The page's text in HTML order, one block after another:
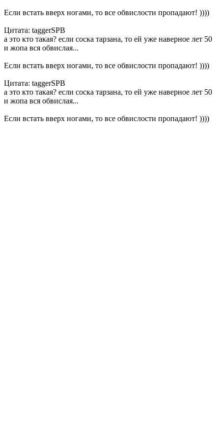
Если встать вверх ногами, то все обвислости пропадают! ))))
Цитата: taggerSPB
а это кто такая? если соска тарзана, то ей уже наверное лет 50
и жопа вся обвислая...
Если встать вверх ногами, то все обвислости пропадают! ))))
Цитата: taggerSPB
а это кто такая? если соска тарзана, то ей уже наверное лет 50
и жопа вся обвислая...
Если встать вверх ногами, то все обвислости пропадают! ))))